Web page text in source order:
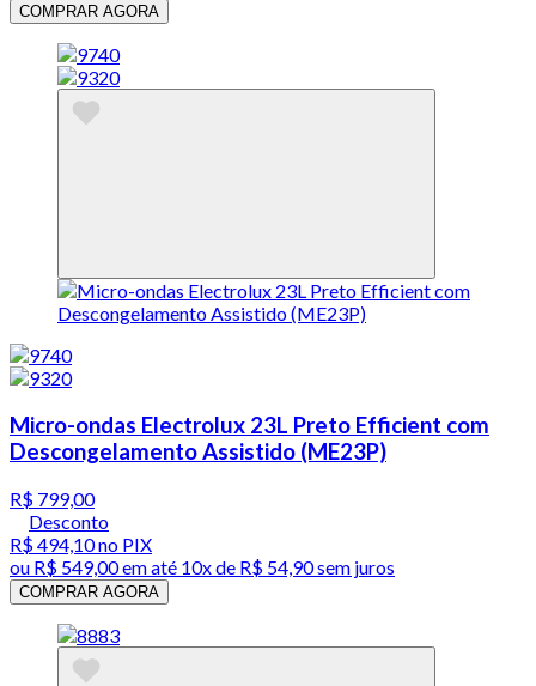
COMPRAR AGORA
Micro-ondas Electrolux 23L Preto Efficient com
Descongelamento Assistido (ME23P)
R$ 799,00
Desconto
R$ 494,10no PIX
ou R$ 549,00em até 10x de R$ 54,90 sem juros
COMPRAR AGORA